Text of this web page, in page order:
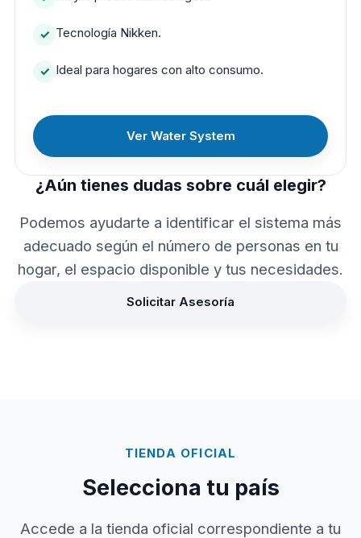
Tecnología Nikken.
Ideal para hogares con alto consumo.
Ver Water System
¿Aún tienes dudas sobre cuál elegir?
Podemos ayudarte a identificar el sistema más
adecuado según el número de personas en tu
hogar, el espacio disponible y tus necesidades.
Solicitar Asesoría
TIENDA OFICIAL
Selecciona tu país
Accede a la tienda oficial correspondiente a tu